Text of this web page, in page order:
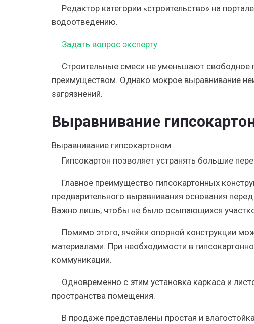
Редактор категории «строительство» на
водоотведению.
Задать вопрос эксперту
Строительные смеси не уменьшают свободное
преимуществом. Однако мокрое выравнивание
загрязнений.
Выравнивание
Выравнивание гипсокартоном
Гипсокартон позволяет устранять большие
Главное преимущество гипсокартонных
предварительного выравнивания основания
Важно лишь, чтобы не было осыпающихся
Помимо этого, ячейки опорной конструкции
материалами. При необходимости в
коммуникации.
Одновременно с этим установка каркаса и
пространства помещения.
В продаже представлены простая и